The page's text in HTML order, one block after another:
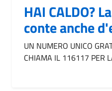
HAI CALDO?
conte anche
UN NUMERO UNICO
CHIAMA IL 116117 PER